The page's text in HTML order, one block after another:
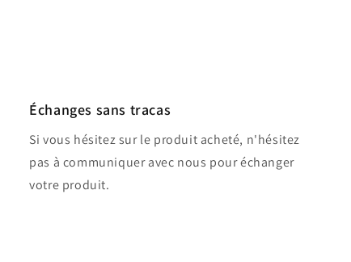
Échanges sans tracas
Si vous hésitez sur le produit acheté, n'hésitez
pas à communiquer avec nous pour échanger
votre produit.